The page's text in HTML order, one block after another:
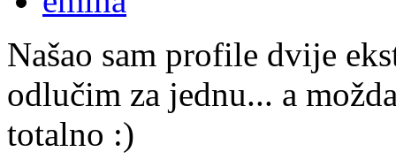
Našao sam profile dvije
odlučim za jednu... a
totalno :)